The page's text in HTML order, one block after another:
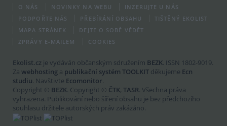
O NÁS NOVINKY NA WEBU
INZERUJTE U NÁS
PODPOŘTE NÁS
PŘEBÍRÁNÍ OBSAHU
TIŠTĚNÝ EKOLIST
MAPA STRÁNEK
DEJTE O SOBĚ VĚDĚT
ZPRÁVY E-MAILEM
COOKIES
Ekolist.cz je vydáván občanským sdružením BEZK. ISSN 1802-9019.
Za webhosting a publikační systém TOOLKIT děkujeme Ecn
studiu. Navštivte Ecomonitor.
Copyright © BEZK. Copyright © ČTK, TASR. Všechna práva
vyhrazena. Publikování nebo šíření obsahu je bez předchozího
souhlasu držitele autorských práv zakázáno.